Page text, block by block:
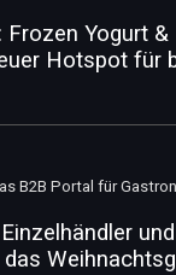
Frozen Yogurt
Hotspot für
B2B Portal für